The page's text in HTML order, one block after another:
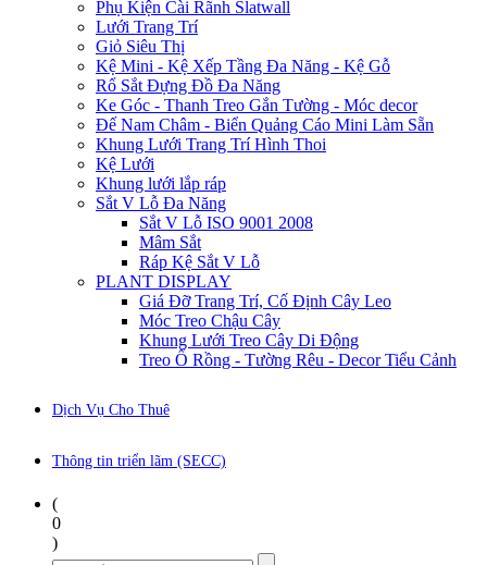
Phụ Kiện Cài Rãnh Slatwall
Lưới Trang Trí
Giỏ Siêu Thị
Kệ Mini - Kệ Xếp Tầng Đa Năng - Kệ Gỗ
Rổ Sắt Đựng Đồ Đa Năng
Ke Góc - Thanh Treo Gắn Tường - Móc decor
Đế Nam Châm - Biển Quảng Cáo Mini Làm Sẵn
Khung Lưới Trang Trí Hình Thoi
Kệ Lưới
Khung lưới lắp ráp
Sắt V Lỗ Đa Năng
Sắt V Lỗ ISO 9001 2008
Mâm Sắt
Ráp Kệ Sắt V Lỗ
PLANT DISPLAY
Giá Đỡ Trang Trí, Cố Định Cây Leo
Móc Treo Chậu Cây
Khung Lưới Treo Cây Di Động
Treo Ổ Rồng - Tường Rêu - Decor Tiểu Cảnh
Dịch Vụ Cho Thuê
Thông tin triển lãm (SECC)
(
0
)